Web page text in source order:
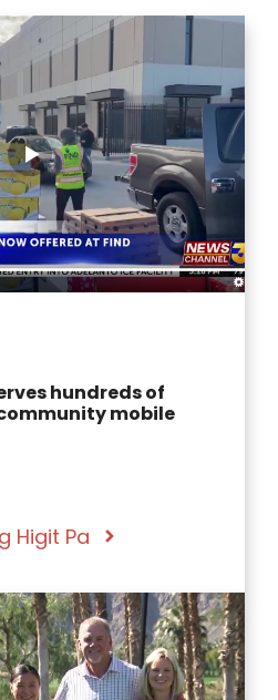
hundreds of
mobile
Higit Pa